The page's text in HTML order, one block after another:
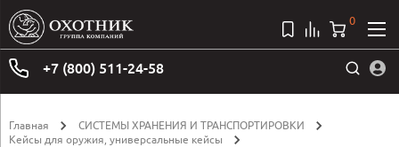
+7 (800) 511-24-58
0
Главная
СИСТЕМЫ ХРАНЕНИЯ И ТРАНСПОРТИРОВКИ
Кейсы для оружия, универсальные кейсы